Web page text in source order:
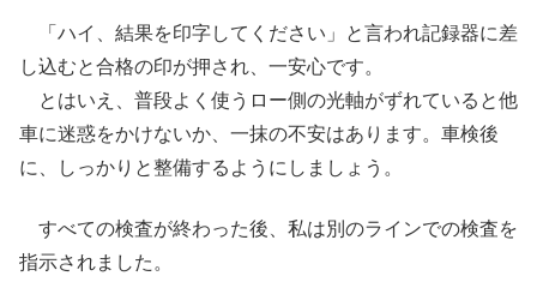
「ハイ、結果を印字してください」と言われ記録器に差
し込むと合格の印が押され、一安心です。
とはいえ、普段よく使うロー側の光軸がずれていると他
車に迷惑をかけないか、一抹の不安はあります。車検後
に、しっかりと整備するようにしましょう。
すべての検査が終わった後、私は別のラインでの検査を
指示されました。